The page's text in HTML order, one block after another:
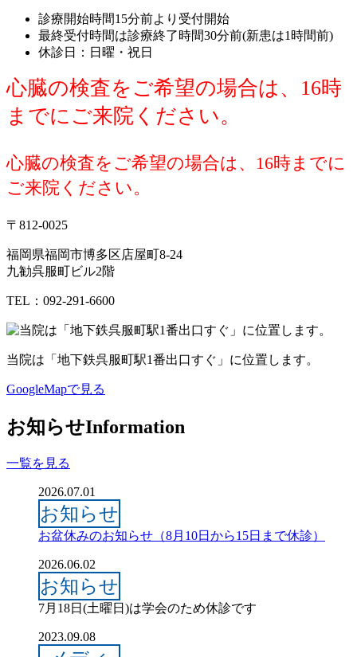
診療開始時間15分前より受付開始
最終受付時間は診療終了時間30分前(新患は1時間前)
休診日：日曜・祝日
心臓の検査をご希望の場合は、16時
までにご来院ください。
心臓の検査をご希望の場合は、16時までに
ご来院ください。
〒812-0025
福岡県福岡市博多区店屋町8-24
九勧呉服町ビル2階
TEL： 092-291-6600
当院は 「地下鉄呉服町駅1番出口すぐ」 に位置します。
GoogleMapで見る
お知らせInformation
一覧を見る
2026.07.01
お知らせ
お盆休みのお知らせ（8月10日から15日まで休診）
2026.06.02
お知らせ
7月18日(土曜日)は学会のため休診です
2023.09.08